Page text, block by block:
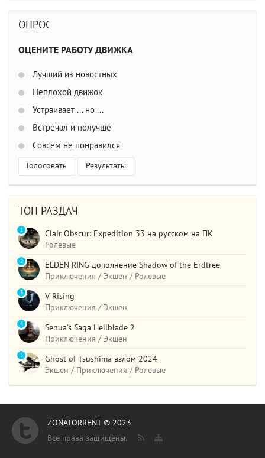
ОПРОС
ОЦЕНИТЕ РАБОТУ ДВИЖКА
Лучший из новостных
Неплохой движок
Устраивает ... но ...
Встречал и получше
Совсем не понравился
Голосовать Результаты
ТОП РАЗДАЧ
Clair Obscur: Expedition 33 на русском на ПК
Ролевые
1
ELDEN RING дополнение Shadow of the Erdtree
Приключения / Экшен / Ролевые
2
V Rising
Приключения / Экшен
3
Senua's Saga Hellblade 2
Приключения / Экшен
4
Ghost of Tsushima взлом 2024
Экшен / Приключения / Ролевые
5
ZONATORRENT © 2023
Все права защищены.